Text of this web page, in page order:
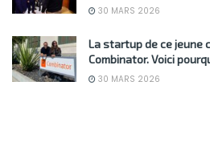
30 MARS 2026
La startup de ce jeune
Combinator. Voici
30 MARS 2026